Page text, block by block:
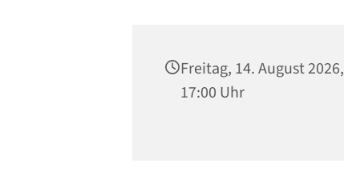
Freitag, 14. August 2026,
17:00 Uhr